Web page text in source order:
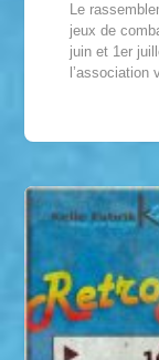
Le
jeux de
juin et 1er
l’association